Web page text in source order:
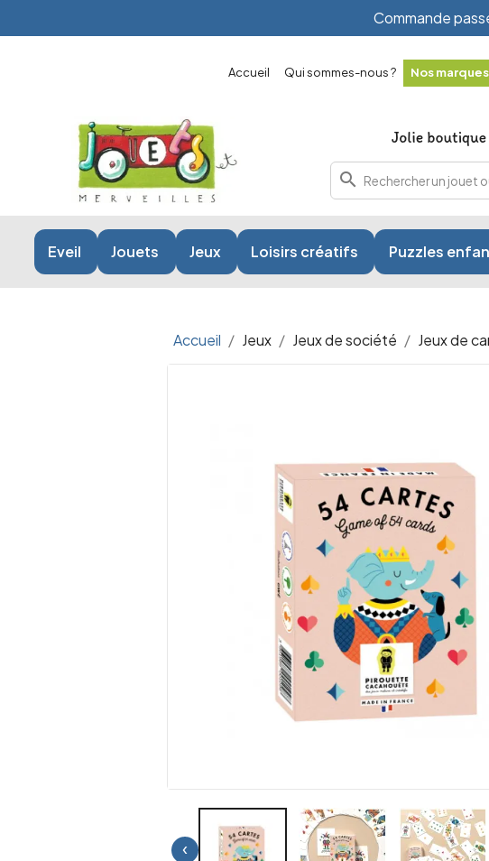
Commande
Accueil Qui sommes-nous ? Nos marques
search
Eveil Jouets Jeux Loisirs créatifs Puzzles
Accueil Jeux Jeux de société Jeux de
‹